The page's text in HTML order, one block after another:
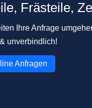
Frästeile,
Ihre Anfrage
unverbindlich!
Anfragen